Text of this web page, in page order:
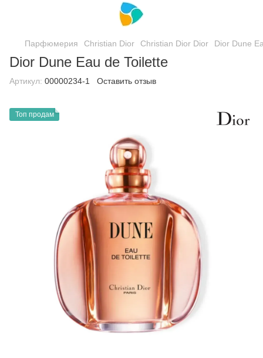
Парфюмерия Christian Dior Christian Dior Dior Dior Dune
Dior Dune Eau de Toilette
Артикул: 00000234-1 Оставить отзыв
Топ продам